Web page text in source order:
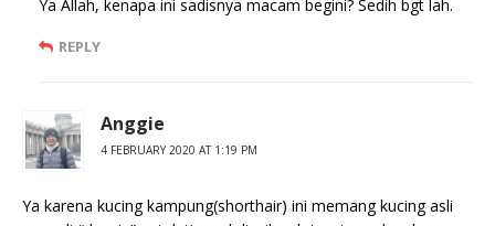
Ya Allah, kenapa ini sadisnya macam begini? Sedih bgt lah.
REPLY
Anggie
4 FEBRUARY 2020 AT 1:19 PM
Ya karena kucing kampung(shorthair) ini memang kucing asli